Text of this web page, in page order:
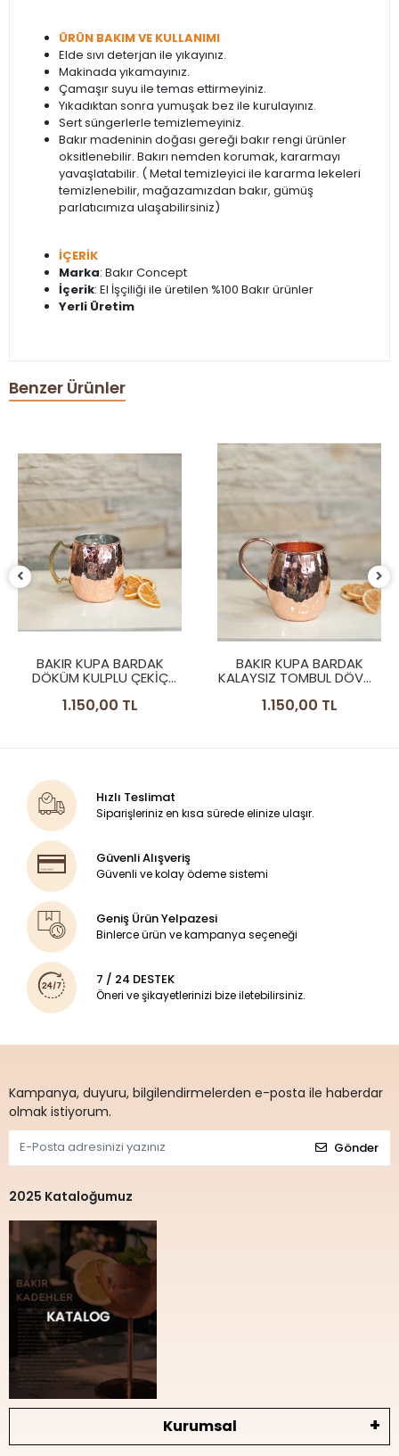
ÜRÜN BAKIM VE KULLANIMI
Elde sıvı deterjan ile yıkayınız.
Makinada yıkamayınız.
Çamaşır suyu ile temas ettirmeyiniz.
Yıkadıktan sonra yumuşak bez ile kurulayınız.
Sert süngerlerle temizlemeyiniz.
Bakır madeninin doğası gereği bakır rengi ürünler
oksitlenebilir. Bakırı nemden korumak, kararmayı
yavaşlatabilir. ( Metal temizleyici ile kararma lekeleri
temizlenebilir, mağazamızdan bakır, gümüş
parlatıcımıza ulaşabilirsiniz)
İÇERİK
Marka: Bakır Concept
İçerik: El İşçiliği ile üretilen %100 Bakır ürünler
Yerli Üretim
Benzer Ürünler
BAKIR KUPA BARDAK
DÖKÜM KULPLU ÇEKİÇ
DÖVME MODEL BAKIR
RENK
1.150,00 TL
BAKIR KUPA BARDAK
KALAYSIZ TOMBUL DÖVME
1.150,00 TL
Hızlı Teslimat
Siparişleriniz en kısa sürede elinize ulaşır.
Güvenli Alışveriş
Güvenli ve kolay ödeme sistemi
Geniş Ürün Yelpazesi
Binlerce ürün ve kampanya seçeneği
7 / 24 DESTEK
Öneri ve şikayetlerinizi bize iletebilirsiniz.
Kampanya, duyuru, bilgilendirmelerden e-posta ile haberdar
olmak istiyorum.
Gönder
2025 Kataloğumuz
Kurumsal